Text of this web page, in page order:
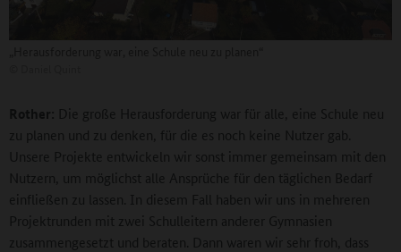
Rother: Die große Herausforderung war für alle, eine Schule neu
zu planen und zu denken, für die es noch keine Nutzer gab.
Unsere Projekte entwickeln wir sonst immer gemeinsam mit den
Nutzern, um möglichst alle Ansprüche für den täglichen Bedarf
einfließen zu lassen. In diesem Fall haben wir uns in mehreren
Projektrunden mit zwei Schulleitern anderer Gymnasien
zusammengesetzt und beraten. Dann waren wir sehr froh, dass